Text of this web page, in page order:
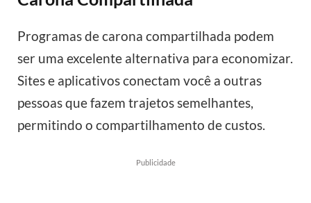
Programas de carona compartilhada podem
ser uma excelente alternativa para economizar.
Sites e aplicativos conectam você a outras
pessoas que fazem trajetos semelhantes,
permitindo o compartilhamento de custos.
Publicidade